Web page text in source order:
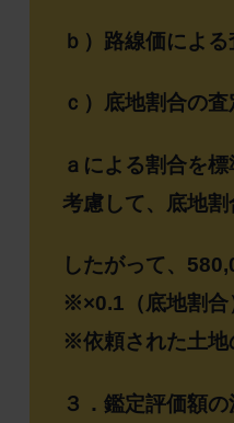
ｂ）路線価によ
ｃ）底地割合の
ａによる割合を
考慮して、底地割
したがって、
※×0.1（底地割合
※依頼された土地
３．鑑定評価額の